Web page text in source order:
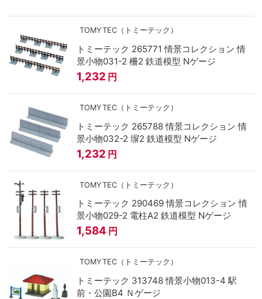
TOMYTEC（トミーテック）
トミーテック 265771 情景コレクション 情
景小物031-2 柵2 鉄道模型 Nゲージ
1,232 円
TOMYTEC（トミーテック）
トミーテック 265788 情景コレクション 情
景小物032-2 塀2 鉄道模型 Nゲージ
1,232 円
TOMYTEC（トミーテック）
トミーテック 290469 情景コレクション 情
景小物029-2 電柱A2 鉄道模型 Nゲージ
1,584 円
TOMYTEC（トミーテック）
トミーテック 313748 情景小物013-4 駅
前・公園B4 Ｎゲージ